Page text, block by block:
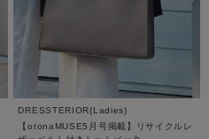
DRESSTERIOR(Ladies)
【otonaMUSE5月号掲載】リサイクルレ